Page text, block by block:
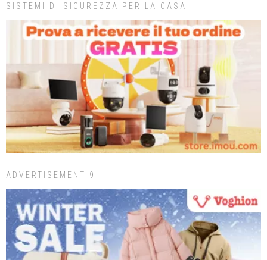
SISTEMI DI SICUREZZA PER LA CASA
ADVERTISEMENT 9